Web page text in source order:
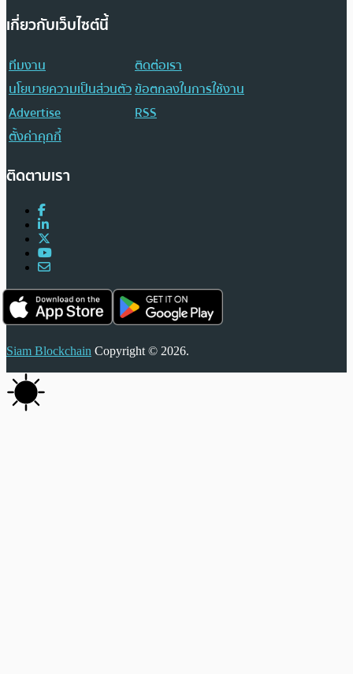
เกี่ยวกับเว็บไซต์นี้
ทีมงาน
ติดต่อเรา
นโยบายความเป็นส่วนตัวข้อตกลงในการใช้งาน
Advertise
RSS
ตั้งค่าคุกกี้
ติดตามเรา
Siam Blockchain Copyright © 2026.